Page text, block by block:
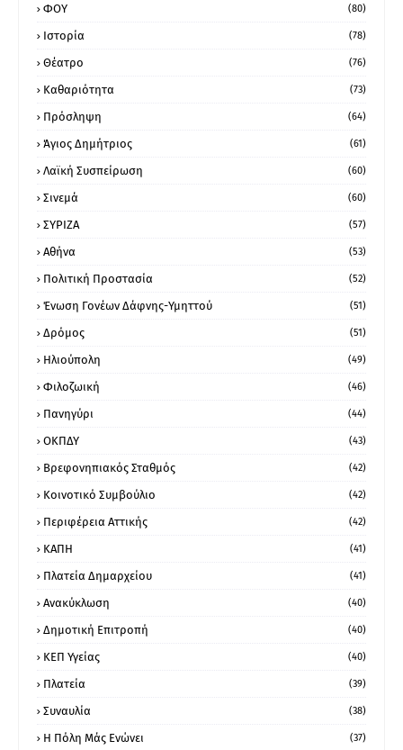
ΦΟΥ (80)
Ιστορία (78)
Θέατρο (76)
Καθαριότητα (73)
Πρόσληψη (64)
Άγιος Δημήτριος (61)
Λαϊκή Συσπείρωση (60)
Σινεμά (60)
ΣΥΡΙΖΑ (57)
Αθήνα (53)
Πολιτική Προστασία (52)
Ένωση Γονέων Δάφνης-Υμηττού (51)
Δρόμος (51)
Ηλιούπολη (49)
Φιλοζωική (46)
Πανηγύρι (44)
ΟΚΠΔΥ (43)
Βρεφονηπιακός Σταθμός (42)
Κοινοτικό Συμβούλιο (42)
Περιφέρεια Αττικής (42)
ΚΑΠΗ (41)
Πλατεία Δημαρχείου (41)
Ανακύκλωση (40)
Δημοτική Επιτροπή (40)
ΚΕΠ Υγείας (40)
Πλατεία (39)
Συναυλία (38)
Η Πόλη Μάς Ενώνει (37)